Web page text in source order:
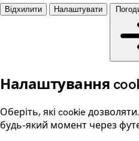
Відхилити Налаштувати
Налаштування
Оберіть, які cookie
будь-який момент через